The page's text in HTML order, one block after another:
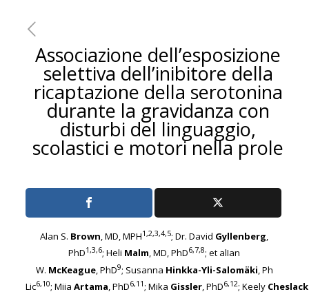
Associazione dell’esposizione
selettiva dell’inibitore della
ricaptazione della serotonina
durante la gravidanza con
disturbi del linguaggio,
scolastici e motori nella prole
Alan S. Brown, MD, MPH1,2,3,4,5; Dr. David Gyllenberg,
PhD1,3,6; Heli Malm, MD, PhD6,7,8; et alIan
W. McKeague, PhD9; Susanna Hinkka-Yli-Salomäki, Ph
Lic6,10; Miia Artama, PhD6,11; Mika Gissler, PhD6,12; Keely Cheslack